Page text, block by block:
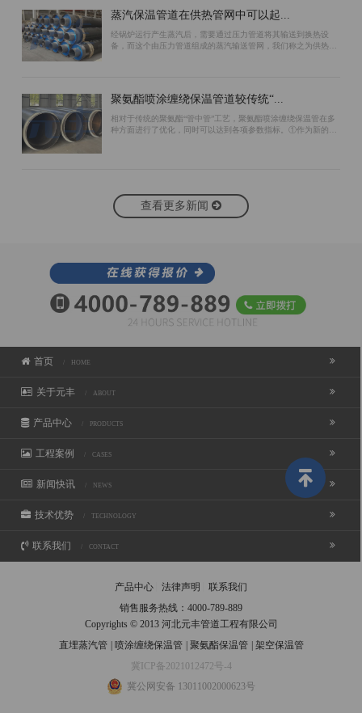
蒸汽保温管道在供热管网中可以起...
经锅炉运行产生蒸汽后，需要通过压力管道将其输送到换热设
备，而这个由压力管道组成的蒸汽输送管网，我们称之为供热管
聚氨酯喷涂缠绕保温管道较传统“...
相对于传统的聚氨酯“管中管”工艺，聚氨酯喷涂缠绕保温管在多
种方面进行了优化，同时可以达到各项参数指标。①作为新的生
查看更多新闻
首页 / HOME
关于元丰 / ABOUT
产品中心 / PRODUCTS
工程案例 / CASES
新闻快讯 / NEWS
技术优势 / TECHNOLOGY
联系我们 / CONTACT
产品中心 法律声明
联系我们
销售服务热线： 4000-789-889
Copyrights © 2013 河北元丰管道工程有限公司
直埋蒸汽管
喷涂缠绕保温管 聚氨酯保温管
架空保温管
冀ICP备2021012472号-4
冀公网安备 13011002000623号